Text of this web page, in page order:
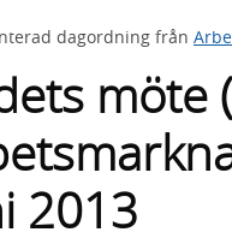
dagordning från
möte
2013